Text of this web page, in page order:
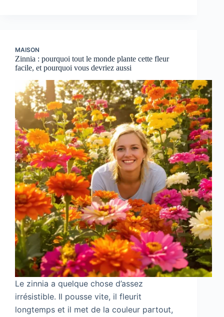
MAISON
Zinnia : pourquoi tout le monde plante cette fleur
facile, et pourquoi vous devriez aussi
Le zinnia a quelque chose d’assez
irrésistible. Il pousse vite, il fleurit
longtemps et il met de la couleur partout,